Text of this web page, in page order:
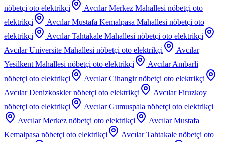
nöbetçi oto elektrikçi
Avcılar Merkez Mahallesi nöbetçi oto
elektrikçi
Avcılar Mustafa Kemalpasa Mahallesi nöbetçi oto
elektrikçi
Avcılar Tahtakale Mahallesi nöbetçi oto elektrikçi
Avcılar Universite Mahallesi nöbetçi oto elektrikçi
Avcılar
Yesilkent Mahallesi nöbetçi oto elektrikçi
Avcılar Ambarli
nöbetçi oto elektrikçi
Avcılar Cihangir nöbetçi oto elektrikçi
Avcılar Denizkoskler nöbetçi oto elektrikçi
Avcılar Firuzkoy
nöbetçi oto elektrikçi
Avcılar Gumuspala nöbetçi oto elektrikçi
Avcılar Merkez nöbetçi oto elektrikçi
Avcılar Mustafa
Kemalpasa nöbetçi oto elektrikçi Avcılar Tahtakale nöbetçi oto